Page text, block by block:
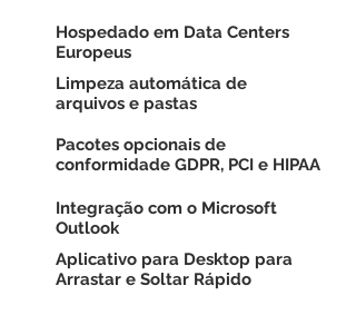
Hospedado em Data Centers
Europeus
Limpeza automática de
arquivos e pastas
Pacotes opcionais de
conformidade GDPR, PCI e HIPAA
Integração com o Microsoft
Outlook
Aplicativo para Desktop para
Arrastar e Soltar Rápido